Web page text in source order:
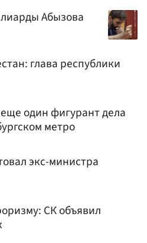
Абызова
глава республики
один фигурант дела
метро
экс-министра
СК объявил